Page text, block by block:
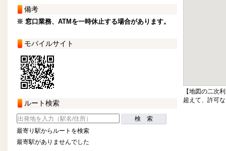
備考
※ 窓口業務、ATMを一時休止する場合があります。
モバイルサイト
ルート検索
検 索
最寄り駅からルートを検索
最寄駅がありませんでした
【地図の二次
超えて、許可